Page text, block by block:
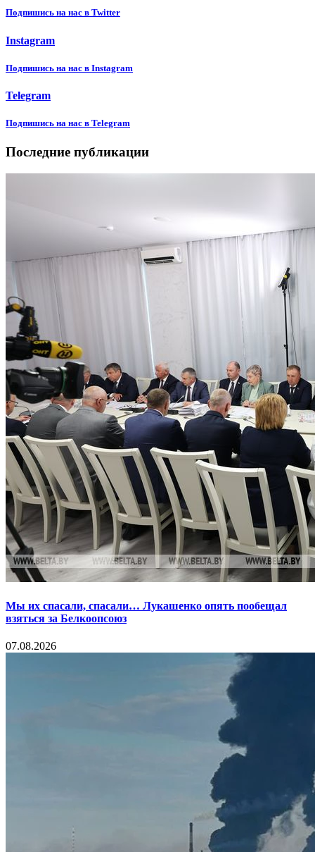
Подпишиcь на нас в Twitter
Instagram
Подпишиcь на нас в Instagram
Telegram
Подпишиcь на нас в Telegram
Последние публикации
Мы их спасали, спасали… Лукашенко опять пообещал
взяться за Белкоопсоюз
07.08.2026